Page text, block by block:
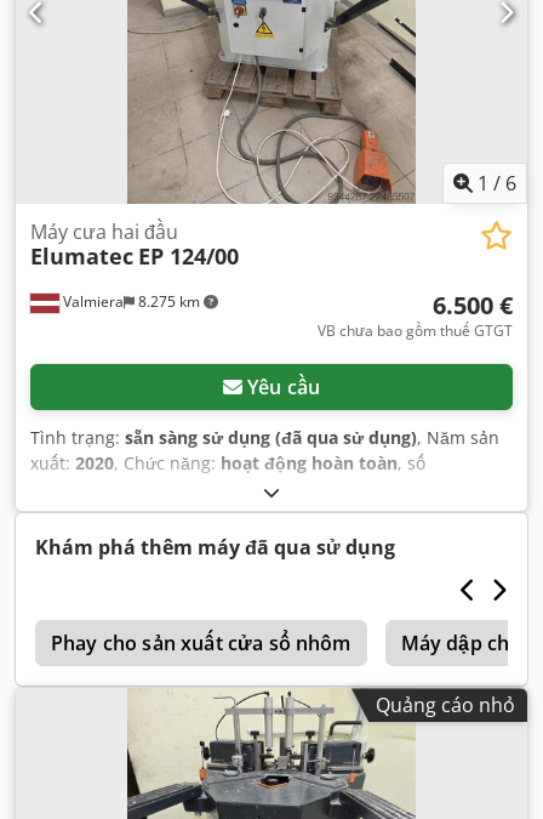
1 / 6
Valmiera 8.275 km
Máy cưa hai đầu
Elumatec EP 124/00
6.500 €
VB chưa bao gồm thuế GTGT
Yêu cầu
Tình trạng: sẵn sàng sử dụng (đã qua sử dụng), Năm sản
xuất: 2020, Chức năng: hoạt động hoàn toàn, số
124169101-03-EN-EP124
Khám phá thêm máy đã qua sử dụng
Phay cho sản xuất cửa sổ nhôm Máy dập cho
Quảng cáo nhỏ